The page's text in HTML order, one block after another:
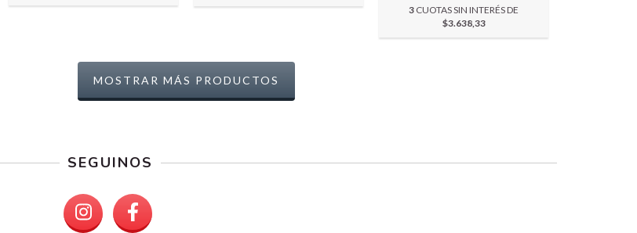
3 CUOTAS SIN INTERÉS DE
$3.638,33
MOSTRAR MÁS PRODUCTOS
SEGUINOS